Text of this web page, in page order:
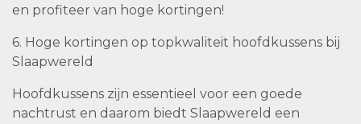
en profiteer van hoge kortingen!
6. Hoge kortingen op topkwaliteit hoofdkussens bij
Slaapwereld
Hoofdkussens zijn essentieel voor een goede
nachtrust en daarom biedt Slaapwereld een